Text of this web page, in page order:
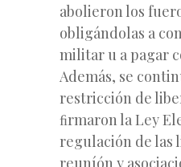
abolieron los
obligándolas a
militar u a pagar
Además, se
restricción de
ﬁrmaron la Ley
regulación de las
reuníón y